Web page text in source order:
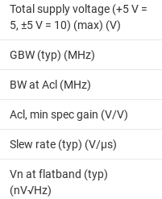
Total supply voltage (+5 V =
5, ±5 V = 10) (max) (V)
GBW (typ) (MHz)
BW at Acl (MHz)
Acl, min spec gain (V/V)
Slew rate (typ) (V/µs)
Vn at flatband (typ)
(nV√Hz)